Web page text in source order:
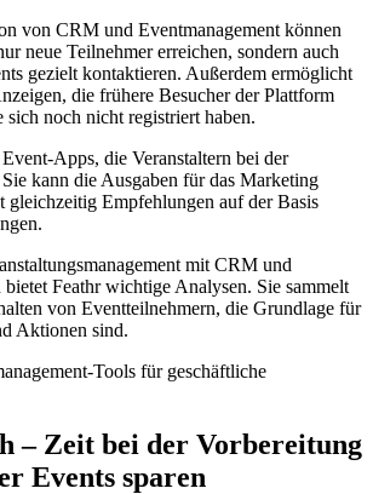
von CRM und Eventmanagement können
neue Teilnehmer erreichen, sondern auch
gezielt kontaktieren. Außerdem ermöglicht
die frühere Besucher der Plattform
sich noch nicht registriert haben.
Apps, die Veranstaltern bei der
kann die Ausgaben für das Marketing
gleichzeitig Empfehlungen auf der Basis
mit CRM und
Feathr wichtige Analysen. Sie sammelt
von Eventteilnehmern, die Grundlage für
Aktionen sind.
– Zeit bei der Vorbereitung
Events sparen